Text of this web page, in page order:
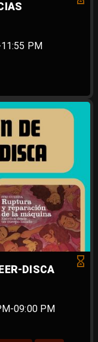
PM
DISCA
09:00 PM